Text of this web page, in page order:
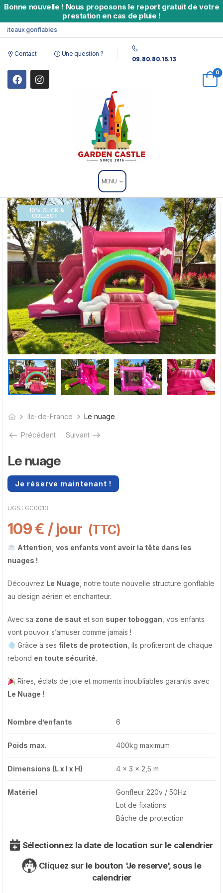
Bonne nouvelle ! Nous proposons le report gratuit de votre
prestation en cas de pluie !
gonflables
Contact Une question ?
09.80.80.15.13
0
MENU
-10% CLICK &
COLLECT
Ile-de-France Le nuage
Précédent Suivant
Le nuage
Je réserve maintenant !
UGS : GC0013
109€ / jour (TTC)
Attention, vos enfants vont avoir la tête dans les
nuages !
Découvrez Le Nuage , notre toute nouvelle structure gonflable
au design aérien et enchanteur.
Avec sa zone de saut et son super toboggan , vos enfants
vont pouvoir s’amuser comme jamais !
Grâce à ses filets de protection , ils profiteront de chaque
rebond en toute sécurité.
Rires, éclats de joie et moments inoubliables garantis avec
Le Nuage !
Nombre d’enfants 6
Poids max. 400kg maximum
Dimensions (L x l x H) 4 x 3 x 2,5 m
Matériel
Gonfleur 220v / 50Hz
Lot de fixations
Bâche de protection
Sélectionnez la date de location sur le calendrier
Cliquez sur le bouton 'Je reserve', sous le
calendrier